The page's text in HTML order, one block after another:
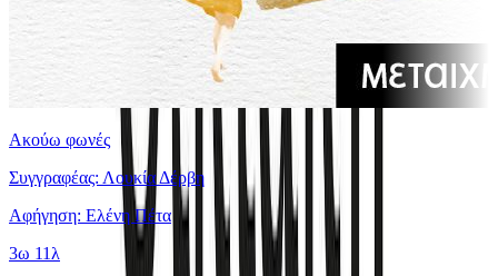
Ακούω φωνές
Συγγραφέας: Λουκία Δέρβη
Αφήγηση: Ελένη Πέτα
3ω 11λ